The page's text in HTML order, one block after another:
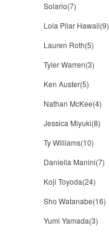
Solario(7)
Lola Pilar Hawaii(9)
Lauren Roth(5)
Tyler Warren(3)
Ken Auster(5)
Nathan McKee(4)
Jessica Miyuki(8)
Ty Williams(10)
Daniella Manini(7)
Koji Toyoda(24)
Sho Watanabe(16)
Yumi Yamada(3)